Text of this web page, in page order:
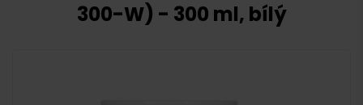
300-W) - 300 ml, bílý